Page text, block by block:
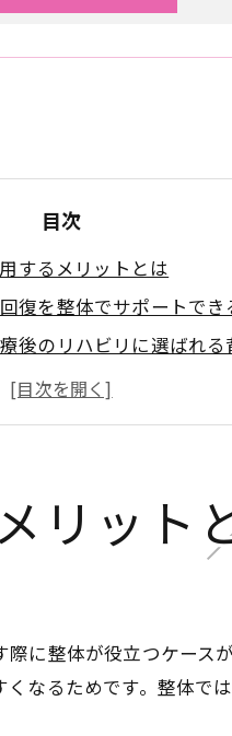
目次
するメリットとは
復を整体でサポートでき
後のリハビリに選ばれる
用する際の注意点とポイ
療はできない現実とその
割と選び方ガイド
外科と整体どちらを選ぶ
が必要なケースと整体の
っておきたい適切な受診
リット
に整体が役立つケース
なるためです。整体で